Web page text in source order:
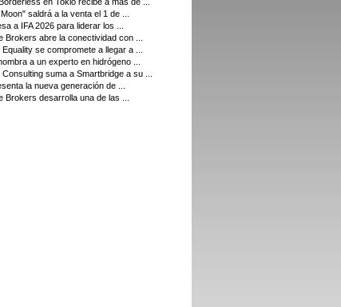
saldrá a la venta el 1 de ...
a IFA 2026 para liderar los ...
Brokers abre la conectividad con ...
se compromete a llegar a ...
a un experto en hidrógeno ...
suma a Smartbridge a su ...
la nueva generación de ...
Brokers desarrolla una de las ...